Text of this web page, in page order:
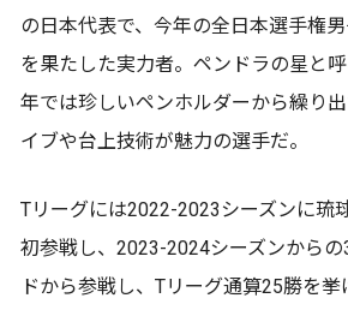
の日本代表で、今年の全日本選手権
を果たした実力者。ペンドラの星と
年では珍しいペンホルダーから繰り
イブや台上技術が魅力の選手だ。
Tリーグには2022-2023シーズンに琉
初参戦し、2023-2024シーズンから
ドから参戦し、Tリーグ通算25勝を挙